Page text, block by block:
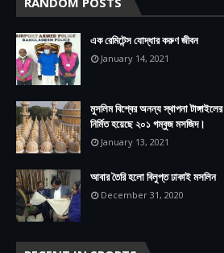
এক রেমিটেন্স যোদ্ধার করুণ জীবন
January 14, 2021
মুসলিম বিশ্বের অনন্য স্থাপনা
নির্মিত হয়েছে ২০১ গম্বুজ মসজিদ।
January 13, 2021
আবার তৈরি হলো বিলুপ্ত ঢাকাই মসলিন
December 31, 2020